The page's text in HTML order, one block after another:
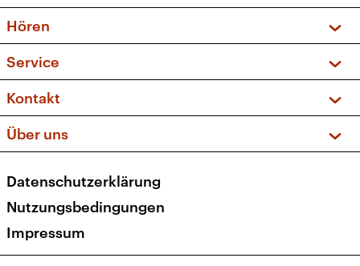
Sendungen und Podcasts
Musikliste
Kakadu – Das Kinderprogramm
Hören
Frequenzen (UKW + DAB+)
Service
FAQ
Apps
Newsletter
Veranstaltungen
Kontakt
Social Media
Über uns
Presse
Karriere
Transparenz
Datenschutzerklärung
Nutzungsbedingungen
Impressum